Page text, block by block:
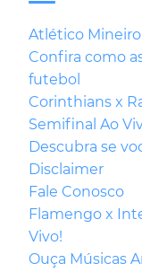
Atlético Mineiro
Confira como
futebol
Corinthians x
Semifinal Ao
Descubra se
Disclaimer
Fale Conosco
Flamengo x
Vivo!
Ouça Músicas